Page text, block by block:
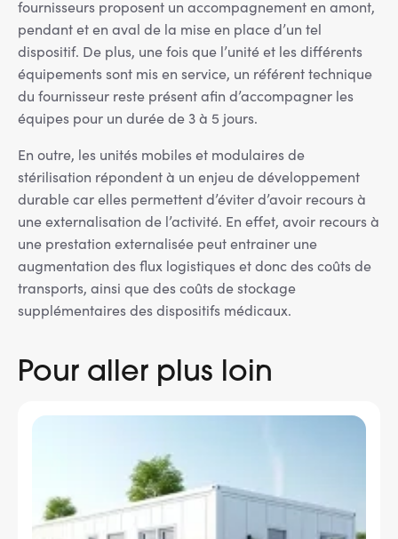
fournisseurs proposent un accompagnement en amont,
pendant et en aval de la mise en place d’un tel
dispositif. De plus, une fois que l’unité et les différents
équipements sont mis en service, un référent technique
du fournisseur reste présent afin d’accompagner les
équipes pour un durée de 3 à 5 jours.
En outre, les unités mobiles et modulaires de
stérilisation répondent à un enjeu de développement
durable car elles permettent d’éviter d’avoir recours à
une externalisation de l’activité. En effet, avoir recours à
une prestation externalisée peut entrainer une
augmentation des flux logistiques et donc des coûts de
transports, ainsi que des coûts de stockage
supplémentaires des dispositifs médicaux.
Pour aller plus loin